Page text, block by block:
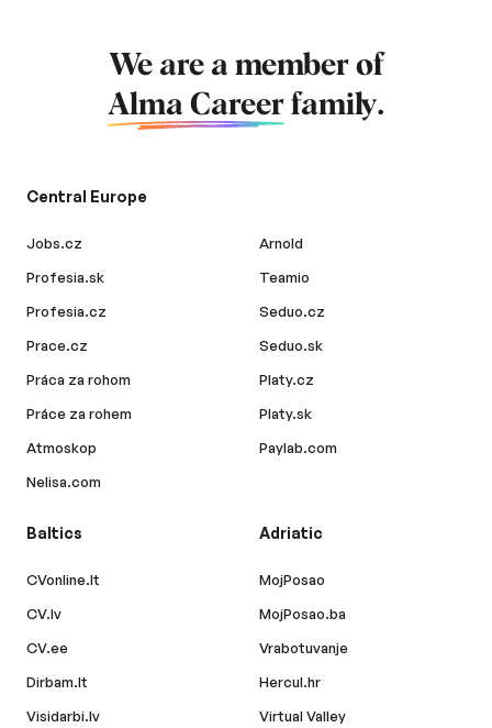
We are a member of
Alma Career family.
Central Europe
Jobs.cz
Profesia.sk
Profesia.cz
Prace.cz
Práca za rohom
Práce za rohem
Atmoskop
Nelisa.com
Arnold
Teamio
Seduo.cz
Seduo.sk
Platy.cz
Platy.sk
Paylab.com
Baltics
CVonline.lt
CV.lv
CV.ee
Dirbam.lt
Visidarbi.lv
Adriatic
MojPosao
MojPosao.ba
Vrabotuvanje
Hercul.hr
Virtual Valley